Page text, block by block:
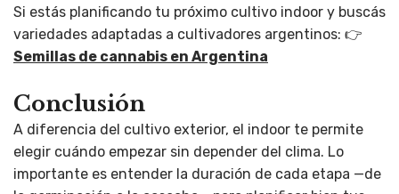
Si estás planificando tu próximo cultivo indoor y buscás
variedades adaptadas a cultivadores argentinos: 👉
Semillas de cannabis en Argentina
Conclusión
A diferencia del cultivo exterior, el indoor te permite
elegir cuándo empezar sin depender del clima. Lo
importante es entender la duración de cada etapa —de